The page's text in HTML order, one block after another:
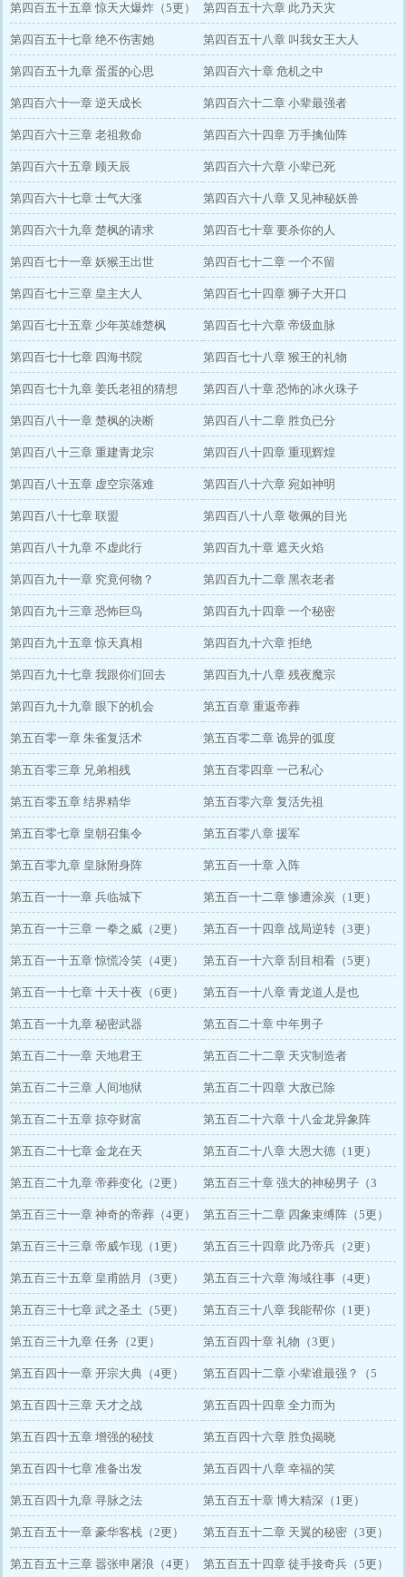
第四百五十五章 惊天大爆炸（5更） 第四百五十六章 此乃天灾
第四百五十七章 绝不伤害她 第四百五十八章 叫我女王大人
第四百五十九章 蛋蛋的心思 第四百六十章 危机之中
第四百六十一章 逆天成长 第四百六十二章 小辈最强者
第四百六十三章 老祖救命 第四百六十四章 万手擒仙阵
第四百六十五章 顾天辰 第四百六十六章 小辈已死
第四百六十七章 士气大涨 第四百六十八章 又见神秘妖兽
第四百六十九章 楚枫的请求 第四百七十章 要杀你的人
第四百七十一章 妖猴王出世 第四百七十二章 一个不留
第四百七十三章 皇主大人 第四百七十四章 狮子大开口
第四百七十五章 少年英雄楚枫 第四百七十六章 帝级血脉
第四百七十七章 四海书院 第四百七十八章 猴王的礼物
第四百七十九章 姜氏老祖的猜想 第四百八十章 恐怖的冰火珠子
第四百八十一章 楚枫的决断 第四百八十二章 胜负已分
第四百八十三章 重建青龙宗 第四百八十四章 重现辉煌
第四百八十五章 虚空宗落难 第四百八十六章 宛如神明
第四百八十七章 联盟 第四百八十八章 敬佩的目光
第四百八十九章 不虚此行 第四百九十章 遮天火焰
第四百九十一章 究竟何物？ 第四百九十二章 黑衣老者
第四百九十三章 恐怖巨鸟 第四百九十四章 一个秘密
第四百九十五章 惊天真相 第四百九十六章 拒绝
第四百九十七章 我跟你们回去 第四百九十八章 残夜魔宗
第四百九十九章 眼下的机会 第五百章 重返帝葬
第五百零一章 朱雀复活术 第五百零二章 诡异的弧度
第五百零三章 兄弟相残 第五百零四章 一己私心
第五百零五章 结界精华 第五百零六章 复活先祖
第五百零七章 皇朝召集令 第五百零八章 援军
第五百零九章 皇脉附身阵 第五百一十章 入阵
第五百一十一章 兵临城下 第五百一十二章 惨遭涂炭（1更）
第五百一十三章 一拳之威（2更） 第五百一十四章 战局逆转（3更）
第五百一十五章 惊慌冷笑（4更） 第五百一十六章 刮目相看（5更）
第五百一十七章 十天十夜（6更） 第五百一十八章 青龙道人是也
第五百一十九章 秘密武器 第五百二十章 中年男子
第五百二十一章 天地君王 第五百二十二章 天灾制造者
第五百二十三章 人间地狱 第五百二十四章 大敌已除
第五百二十五章 掠夺财富 第五百二十六章 十八金龙异象阵
第五百二十七章 金龙在天 第五百二十八章 大恩大德（1更）
第五百二十九章 帝葬变化（2更） 第五百三十章 强大的神秘男子（3
更）
第五百三十一章 神奇的帝葬（4更） 第五百三十二章 四象束缚阵（5更）
第五百三十三章 帝威乍现（1更） 第五百三十四章 此乃帝兵（2更）
第五百三十五章 皇甫皓月（3更） 第五百三十六章 海域往事（4更）
第五百三十七章 武之圣土（5更） 第五百三十八章 我能帮你（1更）
第五百三十九章 任务（2更） 第五百四十章 礼物（3更）
第五百四十一章 开宗大典（4更） 第五百四十二章 小辈谁最强？（5
更）
第五百四十三章 天才之战 第五百四十四章 全力而为
第五百四十五章 增强的秘技 第五百四十六章 胜负揭晓
第五百四十七章 准备出发 第五百四十八章 幸福的笑
第五百四十九章 寻脉之法 第五百五十章 博大精深（1更）
第五百五十一章 豪华客栈（2更） 第五百五十二章 天翼的秘密（3更）
第五百五十三章 嚣张申屠浪（4更） 第五百五十四章 徒手接奇兵（5更）